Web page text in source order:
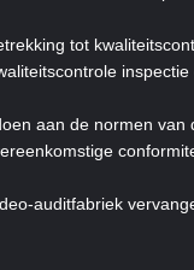
tot
aan de normen van
auditfabriek